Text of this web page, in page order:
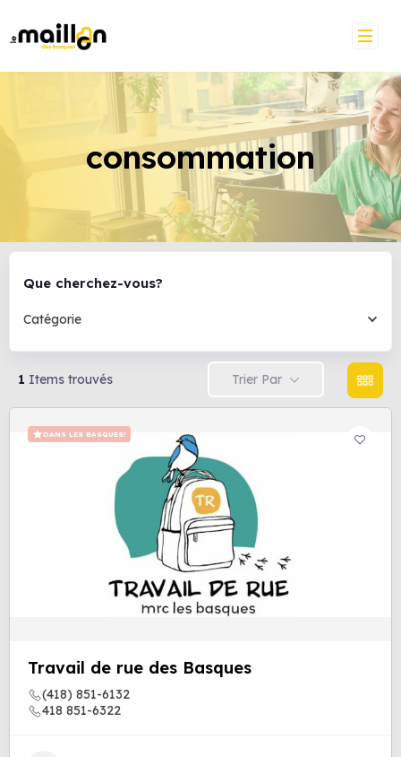
consommation
Que cherchez-vous?
Catégorie
1 Items trouvés Trier Par
DANS LES BASQUES!
Travail de rue des Basques
(418) 851-6132
418 851-6322